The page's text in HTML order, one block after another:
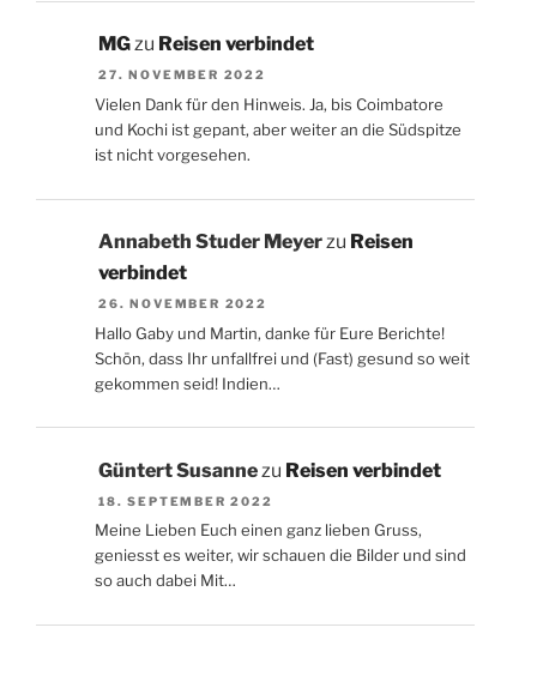
MGzu Reisen verbindet
27. NOVEMBER 2022
Vielen Dank für den Hinweis. Ja, bis Coimbatore
und Kochi ist gepant, aber weiter an die Südspitze
ist nicht vorgesehen.
Annabeth Studer Meyerzu Reisen
verbindet
26. NOVEMBER 2022
Hallo Gaby und Martin, danke für Eure Berichte!
Schön, dass Ihr unfallfrei und (Fast) gesund so weit
gekommen seid! Indien…
Güntert Susannezu Reisen verbindet
18. SEPTEMBER 2022
Meine Lieben Euch einen ganz lieben Gruss,
geniesst es weiter, wir schauen die Bilder und sind
so auch dabei Mit…